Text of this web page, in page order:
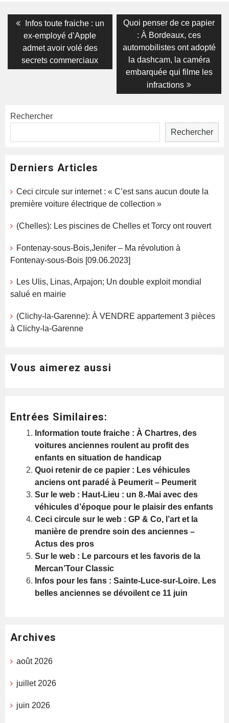
Navigation
l’article
Previous
post:
Infos toute fraiche : un
ex-employé d’Apple
admet avoir volé des
secrets commerciaux
Next
post:
Quoi penser de ce papier
: À Bordeaux, ces
automobilistes ont adopté
la dashcam, la caméra
embarquée qui filme les
infractions
Rechercher
Rechercher
Derniers Articles
Ceci circule sur internet : « C’est sans aucun doute la
première voiture électrique de collection »
(Chelles): Les piscines de Chelles et Torcy ont rouvert
Fontenay-sous-Bois,Jenifer – Ma révolution à
Fontenay-sous-Bois [09.06.2023]
Les Ulis, Linas, Arpajon; Un double exploit mondial
salué en mairie
(Clichy-la-Garenne): À VENDRE appartement 3 pièces
à Clichy-la-Garenne
Vous aimerez aussi
Entrées Similaires:
Information toute fraiche : À Chartres, des
voitures anciennes roulent au profit des
enfants en situation de handicap
Quoi retenir de ce papier : Les véhicules
anciens ont paradé à Peumerit – Peumerit
Sur le web : Haut-Lieu : un 8.-Mai avec des
véhicules d’époque pour le plaisir des enfants
Ceci circule sur le web : GP & Co, l’art et la
manière de prendre soin des anciennes –
Actus des pros
Sur le web : Le parcours et les favoris de la
Mercan’Tour Classic
Infos pour les fans : Sainte-Luce-sur-Loire. Les
belles anciennes se dévoilent ce 11 juin
Archives
août 2026
juillet 2026
juin 2026